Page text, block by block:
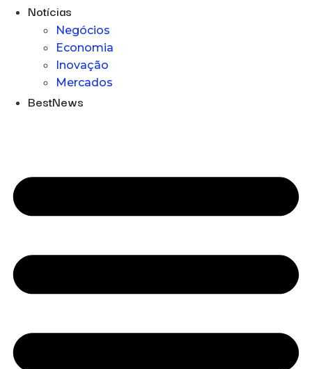
Notícias
Negócios
Economia
Inovação
Mercados
BestNews